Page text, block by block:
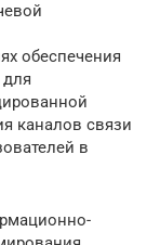
обеспечения
каналов связи
в